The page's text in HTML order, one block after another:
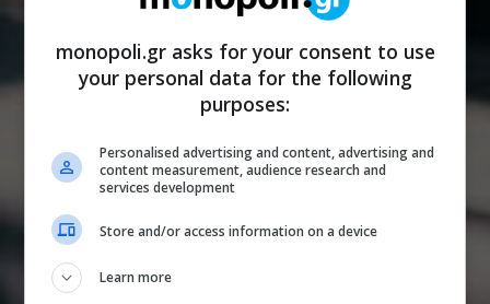
monopoli.gr asks for your consent to use
your personal data for the following
purposes:
Personalised advertising and content, advertising and
content measurement, audience research and
services development
Store and/or access information on a device
Learn more